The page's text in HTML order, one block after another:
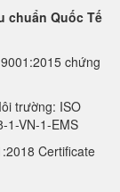
chuẩn Quốc Tế
chứng
trường: ISO
1-VN-1-EMS
Certificate